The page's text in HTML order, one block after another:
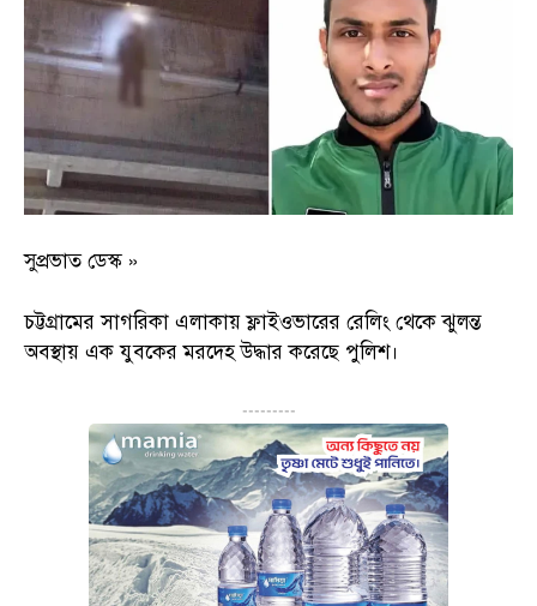
সুপ্রভাত ডেস্ক »
চট্টগ্রামের সাগরিকা এলাকায় ফ্লাইওভারের রেলিং থেকে ঝুলন্ত
অবস্থায় এক যুবকের মরদেহ উদ্ধার করেছে পুলিশ।
---------